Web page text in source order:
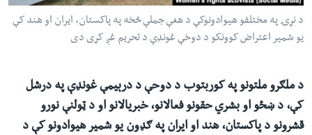
لاړ
ژبې
د نړۍ په مختلفو هیوادونوکې د هغې جملې څخه په پاکستان، ایران او هند کې
یو شمیر اعتراض کوونکو د دوخې غونډې د تحریم غږ کړی دی
د ملګرو ملتونو په کوربتوب د دوحې د درېیمې غونډې په درشل
کې، د ښځو او بشري حقونو فعالانو،‌ خبریالانو او د ټولنې نورو
قشرونو د پاکستان،‌ هند او ایران په ګډون یو شمیر هیوادونو کې د